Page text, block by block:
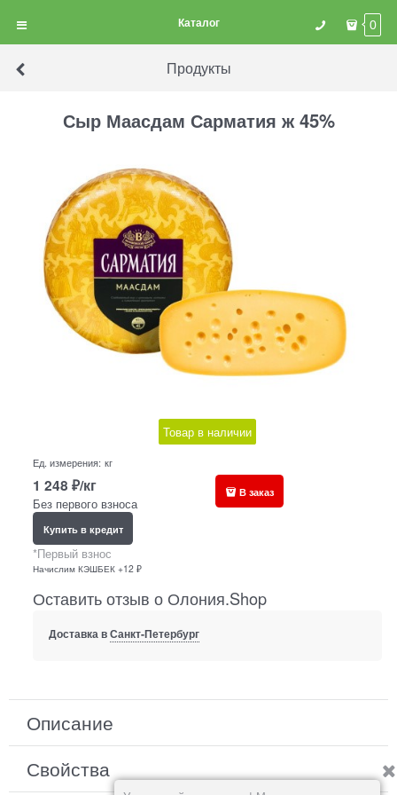
Каталог 0
Продукты
Сыр Маасдам Сарматия ж 45%
Товар в наличии
Ед. измерения: кг
1 248 ₽/кг
Без первого взноса
Купить в кредит
*Первый взнос
Начислим КЭШБЕК +12 ₽
В заказ
Оставить отзыв о Олония.Shop
Доставка вСанкт-Петербург
Описание
Свойства